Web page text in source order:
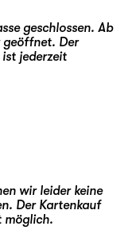
geschlossen. Ab
geöffnet. Der
ist jederzeit
wir leider keine
Der Kartenkauf
möglich.